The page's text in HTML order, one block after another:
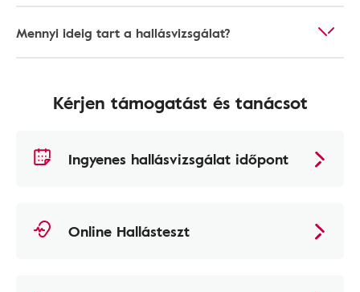
Mennyi ideig tart a hallásvizsgálat?
Kérjen támogatást és tanácsot
Ingyenes hallásvizsgálat időpont
Online Hallásteszt